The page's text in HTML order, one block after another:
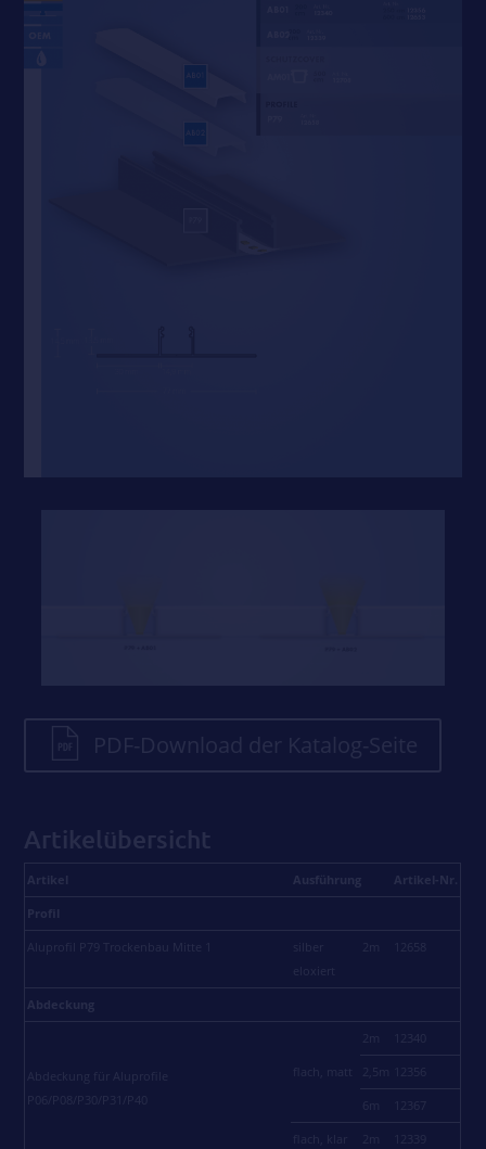
PDF-Download der Katalog-Seite
Artikelübersicht
Artikel Ausführung Artikel-Nr.
Profil
Aluprofil P79 Trockenbau Mitte 1
silber
2m
Abdeckung
Abdeckung für Aluprofile
flach, matt
2m
2,5m
6m
flach, klar 2m